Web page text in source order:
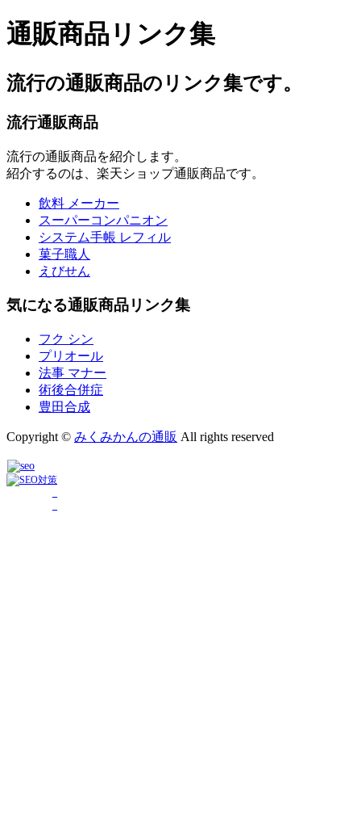
通販商品リンク集
流行の通販商品のリンク集です。
流行通販商品
流行の通販商品を紹介します。
紹介するのは、楽天ショップ通販商品です。
飲料 メーカー
スーパーコンパニオン
システム手帳 レフィル
菓子職人
えびせん
気になる通販商品リンク集
フク シン
プリオール
法事 マナー
術後合併症
豊田合成
Copyright © みくみかんの通販 All rights reserved